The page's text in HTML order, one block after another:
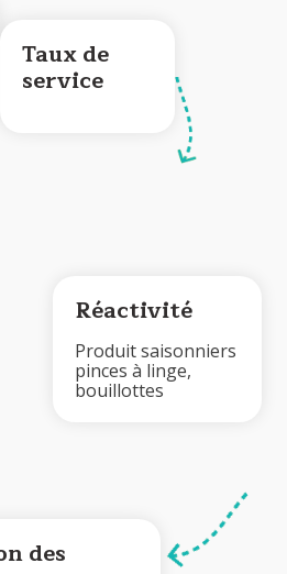
Taux de
service
Réactivité
Produit saisonniers
pinces à linge,
bouillottes
des